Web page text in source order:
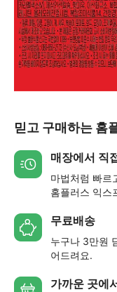
믿고 구매하는 홈
매장에서 직
마법처럼 빠르
홈플러스 익스
무료배송
누구나 3만원
어드려요.
가까운 곳에